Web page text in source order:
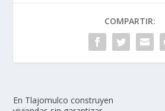
COMPARTIR:
En Tlajomulco construyen